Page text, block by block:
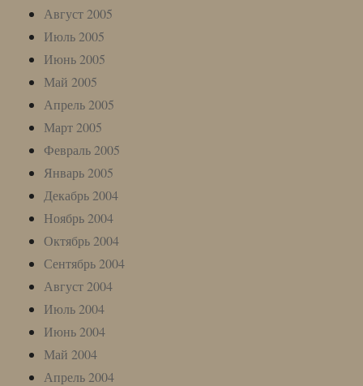
Август 2005
Июль 2005
Июнь 2005
Май 2005
Апрель 2005
Март 2005
Февраль 2005
Январь 2005
Декабрь 2004
Ноябрь 2004
Октябрь 2004
Сентябрь 2004
Август 2004
Июль 2004
Июнь 2004
Май 2004
Апрель 2004